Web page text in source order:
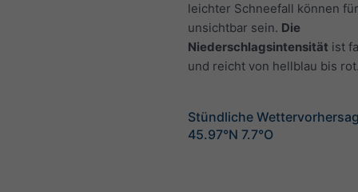
leichter Schneefall können
unsichtbar sein. Die
Niederschlagsintensität ist
und reicht von hellblau bis
Stündliche
45.97°N 7.7°O